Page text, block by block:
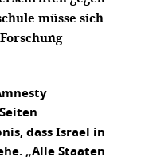
müsse sich
dass Israel in
„Alle Staaten